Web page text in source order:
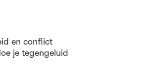
en conflict
je tegengeluid